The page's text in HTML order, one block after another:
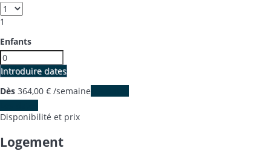
1
Enfants
Introduire dates
Dès 364,00 € /semaine
Disponibilité et prix
Logement